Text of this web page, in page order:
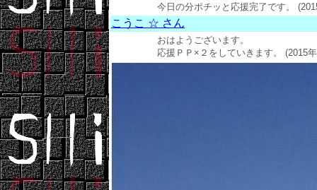
今日の分ポチッと応援完了です。
こうこ ☆ さん
おはようございます。
応援ＰＰ×２をしていきます。 (2015